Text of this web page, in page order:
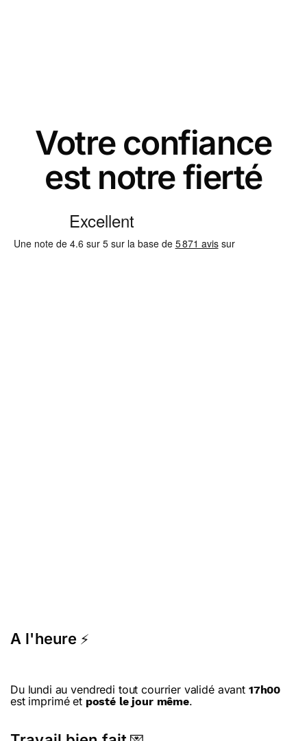
Votre confiance
est notre fierté
A l'heure ⚡
Du lundi au vendredi tout courrier validé avant 17h00
est imprimé et posté le jour même.